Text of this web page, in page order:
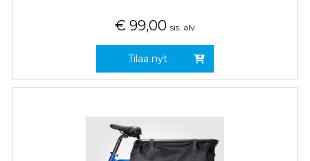
€ 99,00 sis. alv
Tilaa nyt